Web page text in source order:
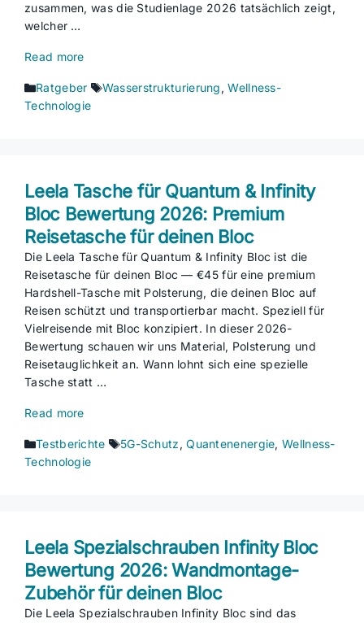
zusammen, was die Studienlage 2026 tatsächlich zeigt,
welcher …
Read more
Kategorien
Ratgeber Schlagwörter
Wasserstrukturierung ,Wellness-
Technologie
Leela Tasche für Quantum & Infinity
Bloc Bewertung 2026: Premium
Reisetasche für deinen Bloc
Die Leela Tasche für Quantum & Infinity Bloc ist die
Reisetasche für deinen Bloc — €45 für eine premium
Hardshell-Tasche mit Polsterung, die deinen Bloc auf
Reisen schützt und transportierbar macht. Speziell für
Vielreisende mit Bloc konzipiert. In dieser 2026-
Bewertung schauen wir uns Material, Polsterung und
Reisetauglichkeit an. Wann lohnt sich eine spezielle
Tasche statt …
Read more
Kategorien
Testberichte Schlagwörter
5G-Schutz ,Quantenenergie,Wellness-
Technologie
Leela Spezialschrauben Infinity Bloc
Bewertung 2026: Wandmontage-
Zubehör für deinen Bloc
Die Leela Spezialschrauben Infinity Bloc sind das